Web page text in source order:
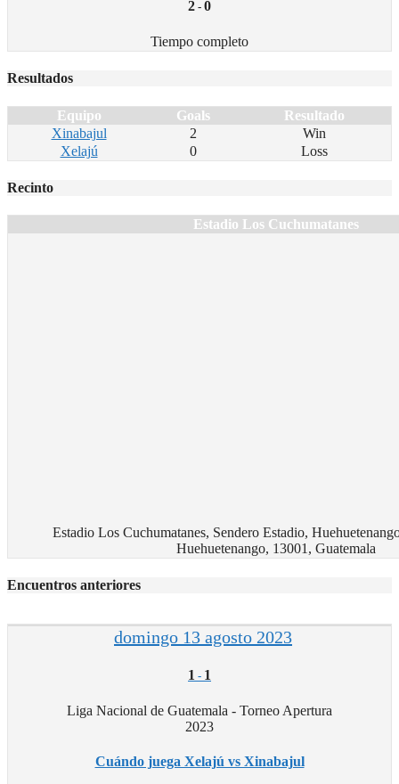
2 - 0
Tiempo completo
Resultados
Equipo Goals
Resultado
Xinabajul
2
Win
Xelajú
0 Loss
Recinto
Estadio Los Cuchumatanes
Estadio Los Cuchumatanes, Sendero Estadio,
Huehuetenango, 13001, Guatemala
Encuentros anteriores
domingo 13 agosto 2023
1 - 1
Liga Nacional de Guatemala - Torneo Apertura
2023
Cuándo juega Xelajú vs Xinabajul